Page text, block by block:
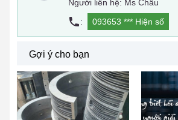
Người liên hệ: Ms Châu
:
093653 *** Hiện số
Gợi ý cho bạn